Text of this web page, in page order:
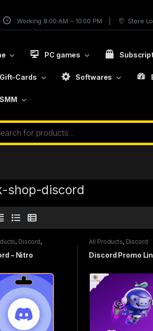
Working 8:00 AM – 10:00 PM Store
PC games
Gift-Cards Softwares
SMM
shop-discord
, Discord,
– Nitro
All Products, Discord
Discord Promo